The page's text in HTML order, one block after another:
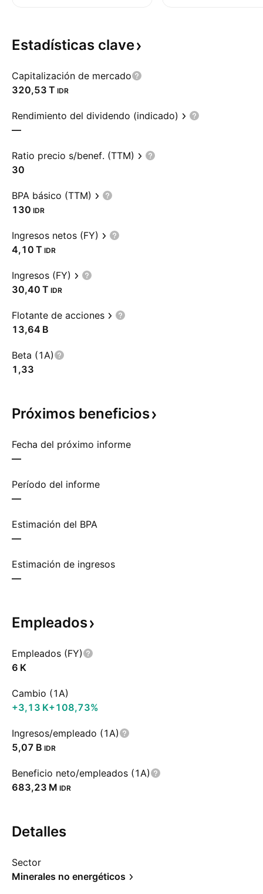
Estadísticas clave
Capitalización de mercado
‪320,53 T‬ IDR
Rendimiento del dividendo (indicado)
—
Ratio precio s/benef. (TTM)
30
BPA básico (TTM)
130 IDR
Ingresos netos (FY)
‪4,10 T‬ IDR
Ingresos (FY)
‪30,40 T‬ IDR
Flotante de acciones
‪13,64 B‬
Beta (1A)
1,33
Próximos beneficios
Fecha del próximo informe
—
Período del informe
—
Estimación del BPA
—
Estimación de ingresos
—
Empleados
Empleados (FY)
‪6 K‬
Cambio (1A)
‪+3,13 K‬+108,73%
Ingresos/empleado (1A)
‪5,07 B‬ IDR
Beneficio neto/empleados (1A)
‪683,23 M‬ IDR
Detalles
Sector
Minerales no energéticos